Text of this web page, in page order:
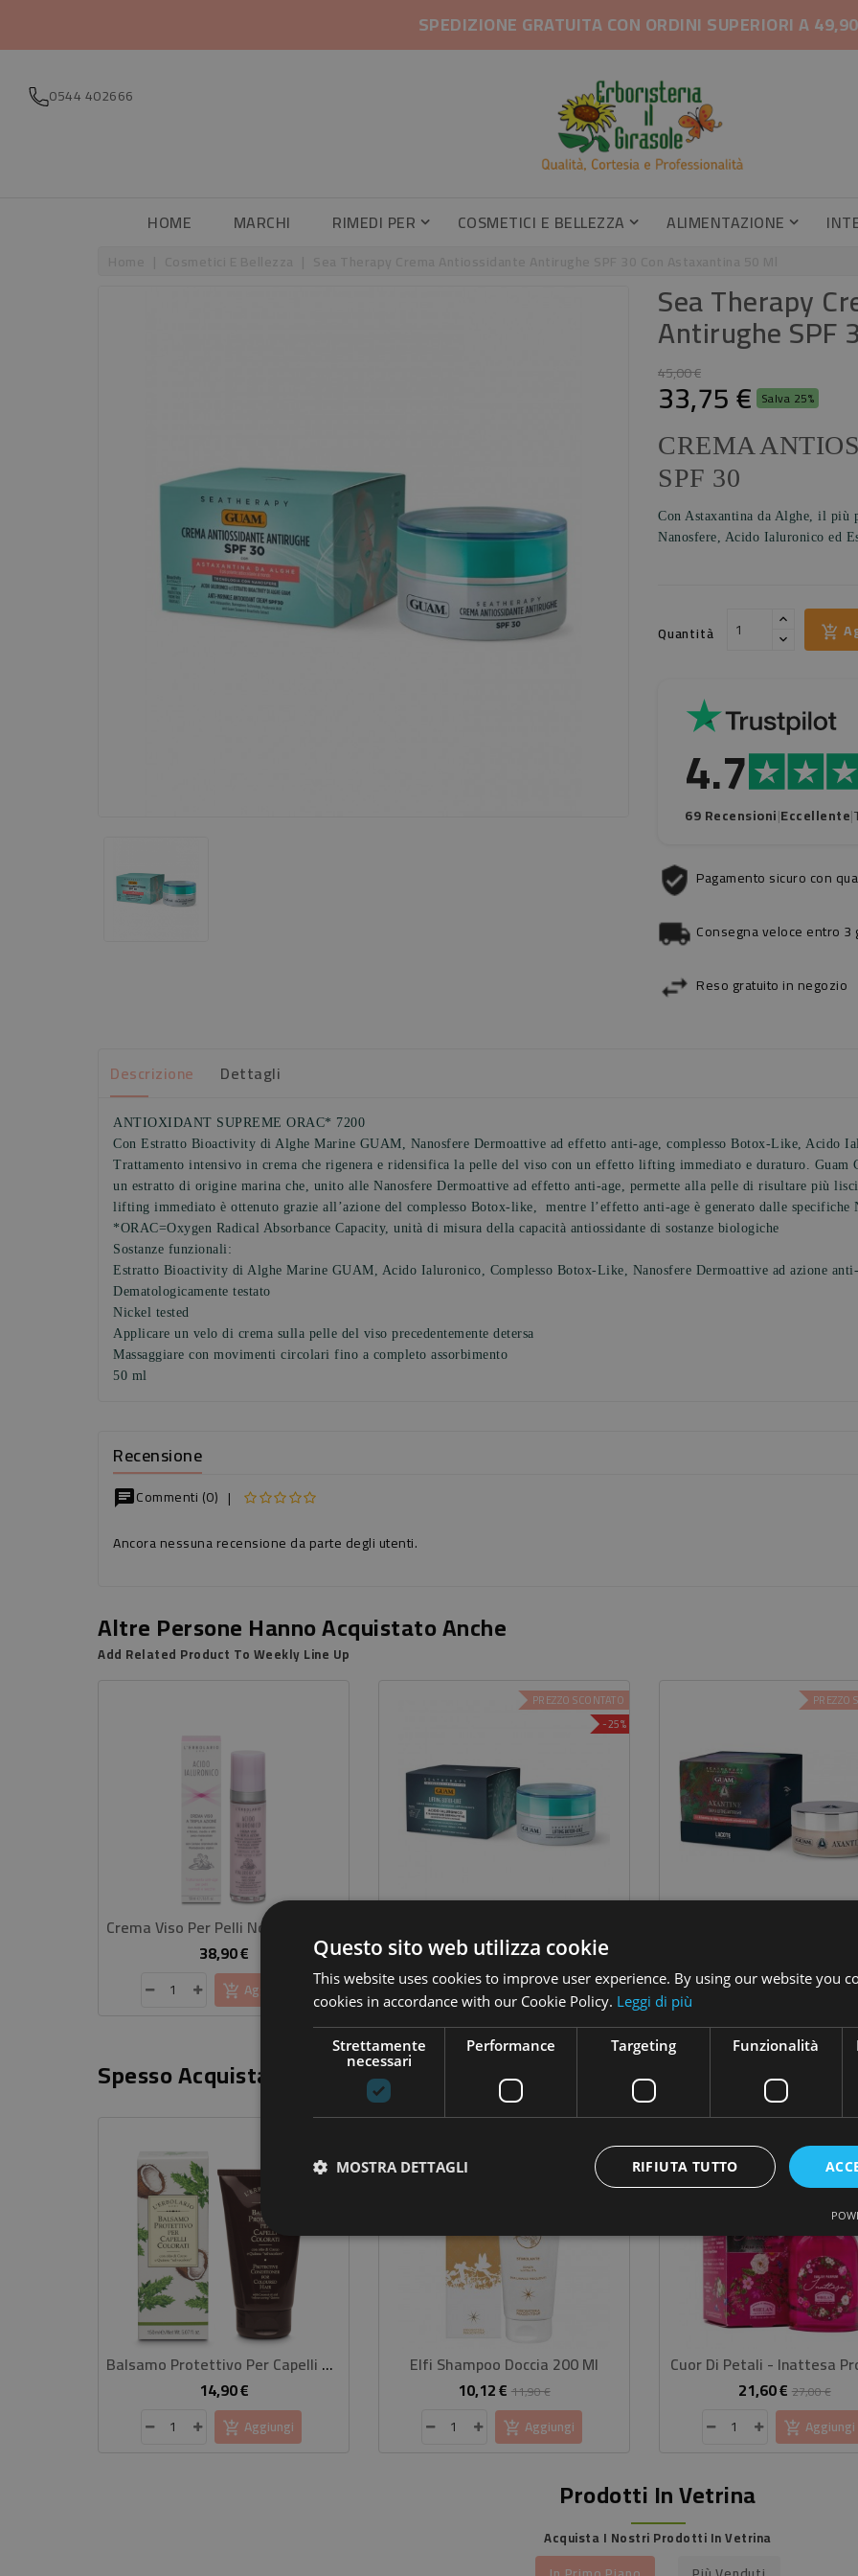
SPEDIZIONE GRATUITA CON ORDINI SUPERIORI A
0544 402666
HOME MARCHI RIMEDI PER COSMETICI E BELLEZZA ALIMENTAZIONE
Sea Therapy
Antirughe SPF
45,00 €
33,75 € Salva 25%
CREMA
SPF 30
Con Astaxantina da Alghe, il più
Nanosfere, Acido Ialuronico ed
Quantità
4.7
69 Recensioni|Eccellente|
Pagamento sicuro con
Consegna veloce entro
Reso gratuito in negozio
Descrizione Dettagli
ANTIOXIDANT SUPREME ORAC* 7200
Con Estratto Bioactivity di Alghe Marine GUAM, Nanosfere Dermoattive ad effetto anti-age, complesso Botox-Like, Acido
Trattamento intensivo in crema che rigenera e ridensifica la pelle del viso con un effetto lifting immediato e duraturo. Guam
un estratto di origine marina che, unito alle Nanosfere Dermoattive ad effetto anti-age, permette alla pelle di risultare più
lifting immediato è ottenuto grazie all’azione del complesso Botox-like, mentre l’effetto anti-age è generato dalle specifiche
*ORAC=Oxygen Radical Absorbance Capacity, unità di misura della capacità antiossidante di sostanze biologiche
Sostanze funzionali:
Estratto Bioactivity di Alghe Marine GUAM, Acido Ialuronico, Complesso Botox-Like, Nanosfere Dermoattive ad azione
Dematologicamente testato
Nickel tested
Applicare un velo di crema sulla pelle del viso precedentemente detersa
Massaggiare con movimenti circolari fino a completo assorbimento
50 ml
Recensione
chatCommenti (0) |
Ancora nessuna recensione da parte degli utenti.
Altre Persone Hanno Acquistato Anche
Add Related Product To Weekly Line Up
38,90 €Prezzo
Aggiungi
-25%
PREZZO SCONTATO
29,25 €Prezzo
base
39,00 €Prezzo
Aggiungi
PREZZO
base
Aggiungi
Spesso Acquistati Insieme
Balsamo Protettivo Per Capelli Colorati
14,90 €Prezzo
Aggiungi
Elfi Shampoo Doccia 200 Ml
10,12 €Prezzo
base
11,90 €Prezzo
Aggiungi
Cuor Di Petali - Inattesa
21,60 €Prezzo
base
27,00 €
Aggiungi
Prodotti In Vetrina
Acquista I Nostri Prodotti In Vetrina
Questo sito web utilizza cookie
This website uses cookies to improve user experience. By using our website you
cookies in accordance with our Cookie Policy. Leggi di più
Strettamente
necessari
Performance Targeting Funzionalità
RIFIUTA TUTTO
MOSTRA DETTAGLI